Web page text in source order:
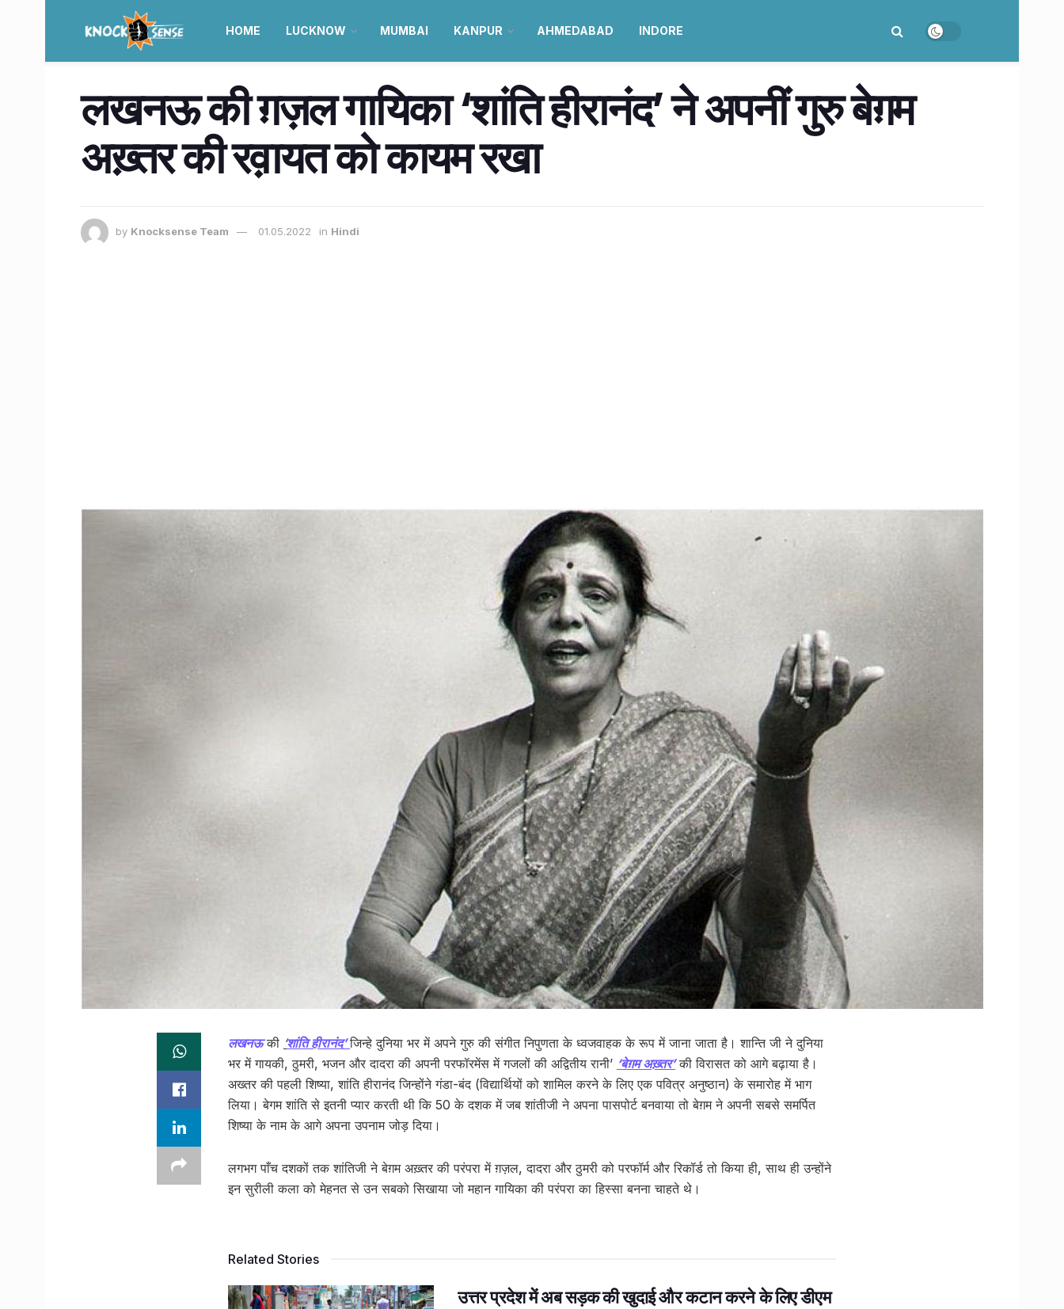
HOME LUCKNOW MUMBAI KANPUR AHMEDABAD INDORE
लखनऊ की ग़ज़ल गायिका ‘शांति हीरानंद’ ने अपनीं गुरु बेग़म
अख़्तर की रव़ायत को कायम रखा
by Knocksense Team 01.05.2022 in Hindi
लखनऊकी ‘शांति हीरानंद’जिन्हे दुनिया भर में अपने गुरु की संगीत निपुणता के ध्वजवाहक के रूप में जाना जाता है। शान्ति जी ने दुनिया
भर में गायकी, ठुमरी, भजन और दादरा की अपनी परफॉरमेंस में गजलों की अद्वितीय रानी’ ‘बेग़म अख़्तर’की विरासत को आगे बढ़ाया है।
अख्तर की पहली शिष्या, शांति हीरानंद जिन्होंने गंडा-बंद (विद्यार्थियों को शामिल करने के लिए एक पवित्र अनुष्ठान) के समारोह में भाग
लिया। बेगम शांति से इतनी प्यार करती थी कि 50 के दशक में जब शांतीजी ने अपना पासपोर्ट बनवाया तो बेग़म ने अपनी सबसे समर्पित
शिष्या के नाम के आगे अपना उपनाम जोड़ दिया।
लगभग पाँच दशकों तक शांतिजी ने बेग़म अख़्तर की परंपरा में ग़ज़ल, दादरा और ठुमरी को परफॉर्म और रिकॉर्ड तो किया ही, साथ ही उन्होंने
इन सुरीली कला को मेहनत से उन सबको सिखाया जो महान गायिका की परंपरा का हिस्सा बनना चाहते थे।
Related Stories
उत्तर प्रदेश में अब सड़क की खुदाई और कटान करने के लिए डीएम